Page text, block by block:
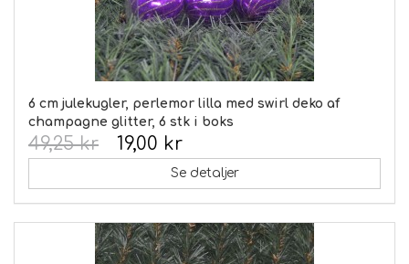
6 cm julekugler, perlemor lilla med swirl deko af
champagne glitter, 6 stk i boks
19,00 kr
49,25 kr
Se detaljer